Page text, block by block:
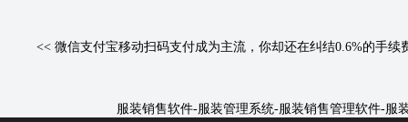
<< 微信支付宝移动扫码支付成为主流，你却还在纠结0.6%的手续
服装销售软件-服装管理系统-服装销售管理软件-服